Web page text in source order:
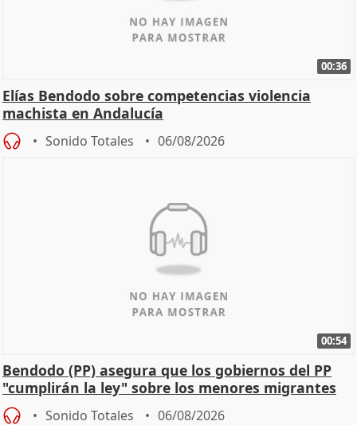
00:36
Elías Bendodo sobre competencias violencia
machista en Andalucía
Sonido Totales 06/08/2026
00:54
Bendodo (PP) asegura que los gobiernos del PP
"cumplirán la ley" sobre los menores migrantes
Sonido Totales 06/08/2026